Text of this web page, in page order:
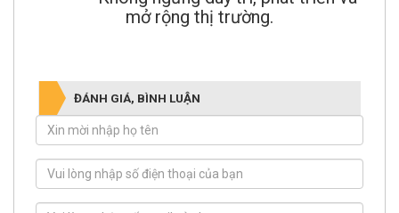
mở rộng thị trường.
ĐÁNH GIÁ, BÌNH LUẬN